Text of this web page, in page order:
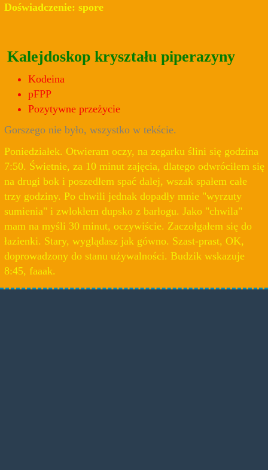
Doświadczenie: spore
Kalejdoskop kryształu piperazyny
Kodeina
pFPP
Pozytywne przeżycie
Gorszego nie było, wszystko w tekście.
Poniedziałek. Otwieram oczy, na zegarku ślini się godzina
7:50. Świetnie, za 10 minut zajęcia, dlatego odwróciłem się
na drugi bok i poszedłem spać dalej, wszak spałem całe
trzy godziny. Po chwili jednak dopadły mnie "wyrzuty
sumienia" i zwlokłem dupsko z barłogu. Jako "chwila"
mam na myśli 30 minut, oczywiście. Zaczołgałem się do
łazienki. Stary, wyglądasz jak gówno. Szast-prast, OK,
doprowadzony do stanu używalności. Budzik wskazuje
8:45, faaak.